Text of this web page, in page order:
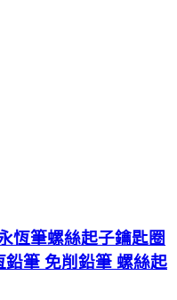
恆筆螺絲起子鑰匙圈
筆 免削鉛筆 螺絲起